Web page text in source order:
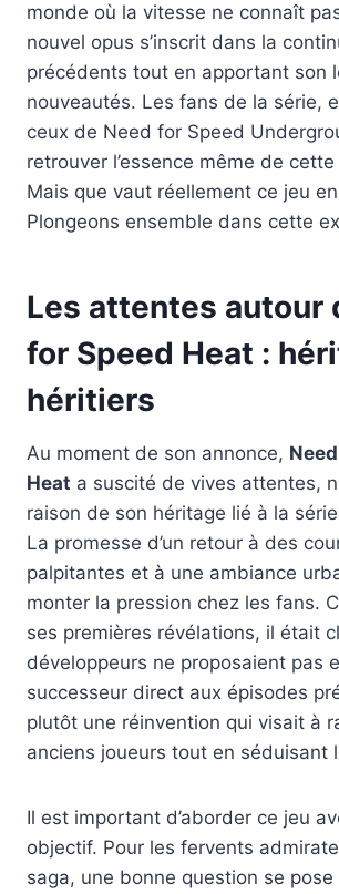
monde où la vitesse ne connaît
nouvel opus s’inscrit dans la
précédents tout en apportant son
nouveautés. Les fans de la série,
ceux de Need for Speed
retrouver l’essence même de
Mais que vaut réellement ce jeu
Plongeons ensemble dans cette
Les attentes autour
for Speed Heat :
héritiers
Au moment de son annonce,
Heat a suscité de vives attentes,
raison de son héritage lié à la
La promesse d’un retour à des
palpitantes et à une ambiance
monter la pression chez les fans.
ses premières révélations, il était
développeurs ne proposaient pas
successeur direct aux épisodes
plutôt une réinvention qui visait à
anciens joueurs tout en séduisant
Il est important d’aborder ce jeu
objectif. Pour les fervents
saga, une bonne question se pose